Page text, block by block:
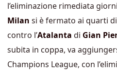
l’eliminazione rimediata
Milan si è fermato ai quarti
contro l’Atalanta di Gian
subita in coppa, va
Champions League, con